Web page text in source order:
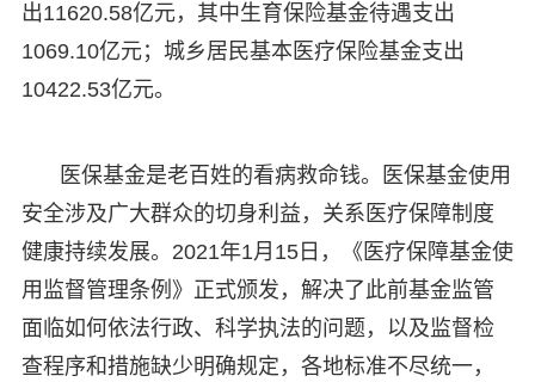
出11620.58亿元，其中生育保险基金待遇支出
1069.10亿元；城乡居民基本医疗保险基金支出
10422.53亿元。
医保基金是老百姓的看病救命钱。医保基金使用
安全涉及广大群众的切身利益，关系医疗保障制度
健康持续发展。2021年1月15日，《医疗保障基金使
用监督管理条例》正式颁发，解决了此前基金监管
面临如何依法行政、科学执法的问题，以及监督检
查程序和措施缺少明确规定，各地标准不尽统一，